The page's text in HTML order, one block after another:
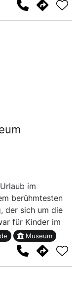
geweckt.
im
berühmtesten
der sich um die
für Kinder im
ihnen aber
geweckt.
Museum